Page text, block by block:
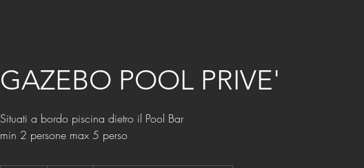
GAZEBO POOL PRIVE'
Situati a bordo piscina dietro il Pool Bar
min 2 persone max 5 perso